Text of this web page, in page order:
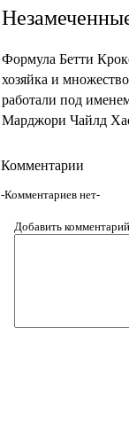
Формула Бетти
хозяйка и
работали под
Марджори Чайлд
Комментарии
-Комментариев нет-
Добавить комментарий